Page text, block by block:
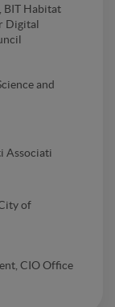
BIT Habitat
Digital
and
Associati
of
CIO Office